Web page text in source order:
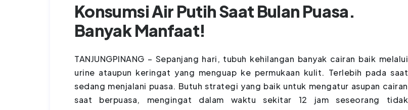
Konsumsi Air Putih Saat Bulan Puasa.
Banyak Manfaat!
TANJUNGPINANG – Sepanjang hari, tubuh kehilangan banyak cairan baik melalui
urine ataupun keringat yang menguap ke permukaan kulit. Terlebih pada saat
sedang menjalani puasa. Butuh strategi yang baik untuk mengatur asupan cairan
saat berpuasa, mengingat dalam waktu sekitar 12 jam seseorang tidak